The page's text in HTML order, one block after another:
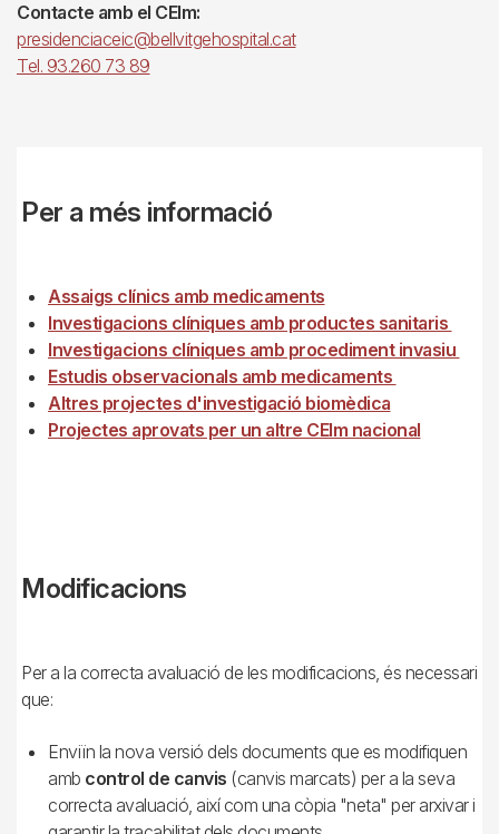
Contacte amb el CEIm:
presidenciaceic@bellvitgehospital.cat
Tel. 93.260 73 89
Per a més informació
Assaigs clínics amb medicaments
Investigacions clíniques amb productes sanitaris
Investigacions clíniques amb procediment invasiu
Estudis observacionals amb medicaments
Altres projectes d'investigació biomèdica
Projectes aprovats per un altre CEIm nacional
Modificacions
Per a la correcta avaluació de les modificacions, és necessari
que:
Enviïn la nova versió dels documents que es modifiquen
amb control de canvis (canvis marcats) per a la seva
correcta avaluació, així com una còpia "neta" per arxivar i